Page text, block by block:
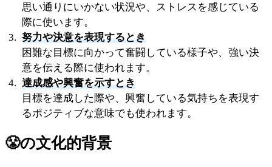
思い通りにいかない状況や、ストレスを感じている
際に使います。
努力や決意を表現するとき
困難な目標に向かって奮闘している様子や、強い決
意を伝える際に使われます。
達成感や興奮を示すとき
目標を達成した際や、興奮している気持ちを表現す
るポジティブな意味でも使われます。
😤の文化的背景